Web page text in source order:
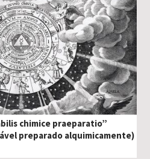
chimice praeparatio”
preparado alquimicamente)